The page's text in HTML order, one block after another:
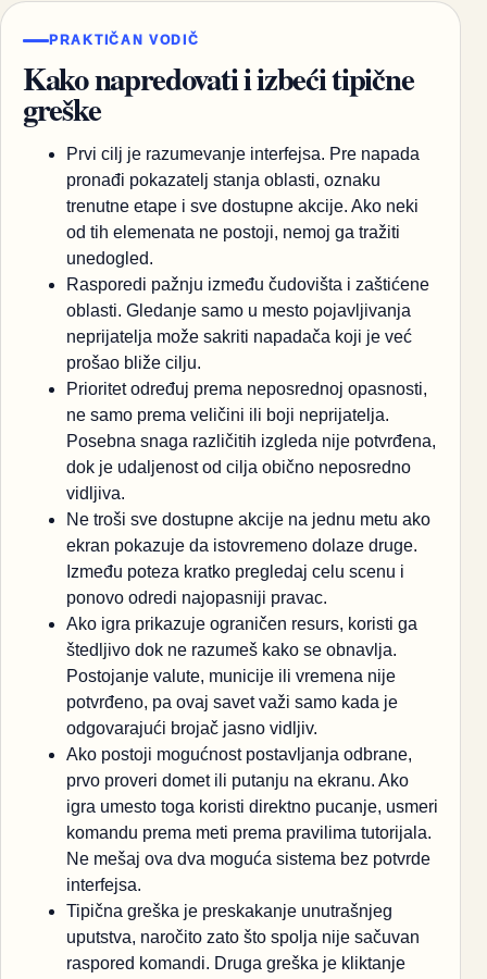
PRAKTIČAN VODIČ
Kako napredovati i izbeći tipične
greške
Prvi cilj je razumevanje interfejsa. Pre napada
pronađi pokazatelj stanja oblasti, oznaku
trenutne etape i sve dostupne akcije. Ako neki
od tih elemenata ne postoji, nemoj ga tražiti
unedogled.
Rasporedi pažnju između čudovišta i zaštićene
oblasti. Gledanje samo u mesto pojavljivanja
neprijatelja može sakriti napadača koji je već
prošao bliže cilju.
Prioritet određuj prema neposrednoj opasnosti,
ne samo prema veličini ili boji neprijatelja.
Posebna snaga različitih izgleda nije potvrđena,
dok je udaljenost od cilja obično neposredno
vidljiva.
Ne troši sve dostupne akcije na jednu metu ako
ekran pokazuje da istovremeno dolaze druge.
Između poteza kratko pregledaj celu scenu i
ponovo odredi najopasniji pravac.
Ako igra prikazuje ograničen resurs, koristi ga
štedljivo dok ne razumeš kako se obnavlja.
Postojanje valute, municije ili vremena nije
potvrđeno, pa ovaj savet važi samo kada je
odgovarajući brojač jasno vidljiv.
Ako postoji mogućnost postavljanja odbrane,
prvo proveri domet ili putanju na ekranu. Ako
igra umesto toga koristi direktno pucanje, usmeri
komandu prema meti prema pravilima tutorijala.
Ne mešaj ova dva moguća sistema bez potvrde
interfejsa.
Tipična greška je preskakanje unutrašnjeg
uputstva, naročito zato što spolja nije sačuvan
raspored komandi. Druga greška je kliktanje